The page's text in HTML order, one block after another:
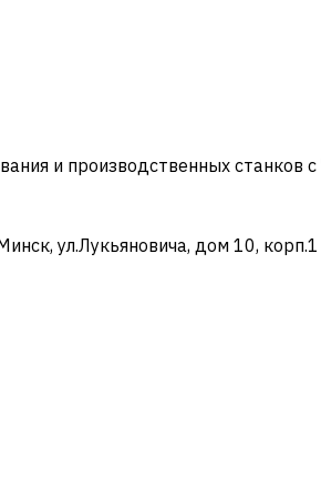
и производственных станков
ул.Лукьяновича, дом 10, корп.1